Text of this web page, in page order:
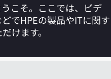
です
こそ。ここでは、ビデ
でHPEの製品やITに関す
けます。